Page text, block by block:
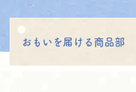
おもいを届ける商品部